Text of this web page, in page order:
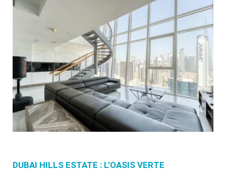
DUBAI HILLS ESTATE : L’OASIS VERTE